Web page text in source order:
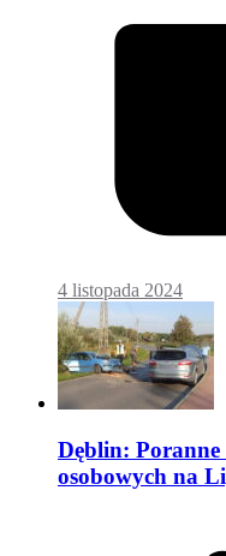
4 listopada 2024
Dęblin: Poranne
osobowych na